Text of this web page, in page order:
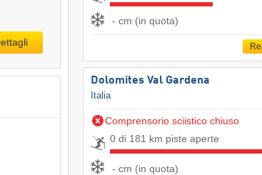
- cm (in quota)
Dolomites Val Gardena
Italia
Comprensorio sciistico chiuso
0 di 181 km piste aperte
- cm (in quota)